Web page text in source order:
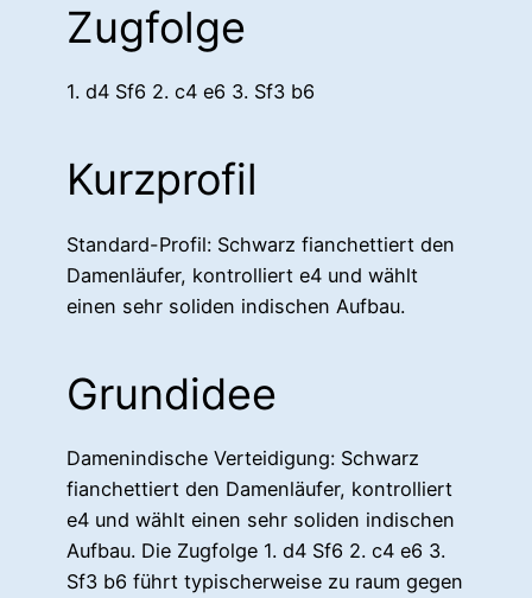
Zugfolge
1. d4 Sf6 2. c4 e6 3. Sf3 b6
Kurzprofil
Standard-Profil: Schwarz fianchettiert den
Damenläufer, kontrolliert e4 und wählt
einen sehr soliden indischen Aufbau.
Grundidee
Damenindische Verteidigung: Schwarz
fianchettiert den Damenläufer, kontrolliert
e4 und wählt einen sehr soliden indischen
Aufbau. Die Zugfolge 1. d4 Sf6 2. c4 e6 3.
Sf3 b6 führt typischerweise zu raum gegen